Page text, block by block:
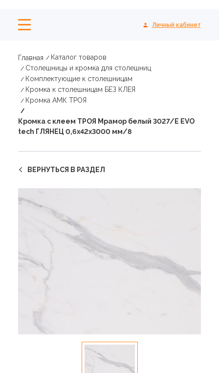
Личный кабинет
Главная
Каталог товаров
Столешницы и кромка для столешниц
Комплектующие к столешницам
Кромка к столешницам БЕЗ КЛЕЯ
Кромка АМК ТРОЯ
Кромка с клеем ТРОЯ Мрамор белый 3027/Е EVO
tech ГЛЯНЕЦ 0,6х42х3000 мм/8
ВЕРНУТЬСЯ В РАЗДЕЛ